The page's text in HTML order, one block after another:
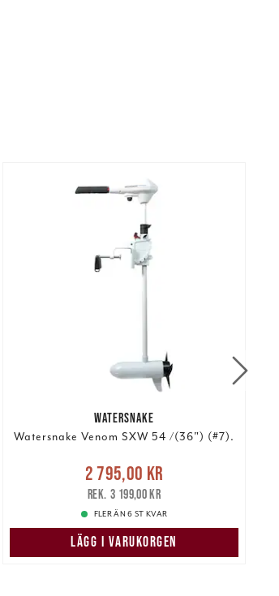
WATERSNAKE
Watersnake Venom SXW 54 /(36") (#7).
Nuvarande pris
2 795,00 krTidigare pris
3 199,00 kr
2 795,00 kr
3 199,00 kr
FLER ÄN 6 ST KVAR
LÄGG I VARUKORGEN